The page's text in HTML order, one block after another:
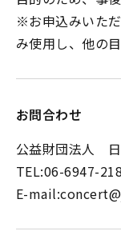
※お申込みいた
み使用し、他の
お問合わせ
公益財団法人
TEL:06-6947-
E-